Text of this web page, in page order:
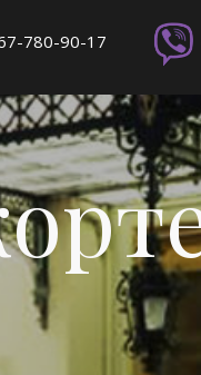
780-90-17